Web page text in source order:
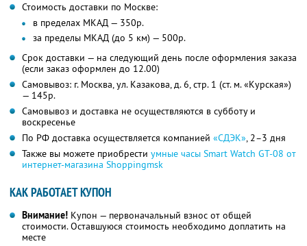
Стоимость доставки по Москве:
в пределах МКАД — 350р.
за пределы МКАД (до 5 км) — 500р.
Срок доставки — на следующий день после оформления заказа
(если заказ оформлен до 12.00)
Самовывоз: г. Москва, ул. Казакова, д. 6, стр. 1 (ст. м. «Курская»)
— 145р.
Самовывоз и доставка не осуществляются в субботу и
воскресенье
По РФ доставка осуществляется компанией «СДЭК», 2–3 дня
Также вы можете приобрести умные часы Smart Watch GT-08 от
интернет-магазина Shoppingmsk
КАК РАБОТАЕТ КУПОН
Внимание! Купон — первоначальный взнос от общей
стоимости. Оставшуюся стоимость необходимо доплатить на
месте